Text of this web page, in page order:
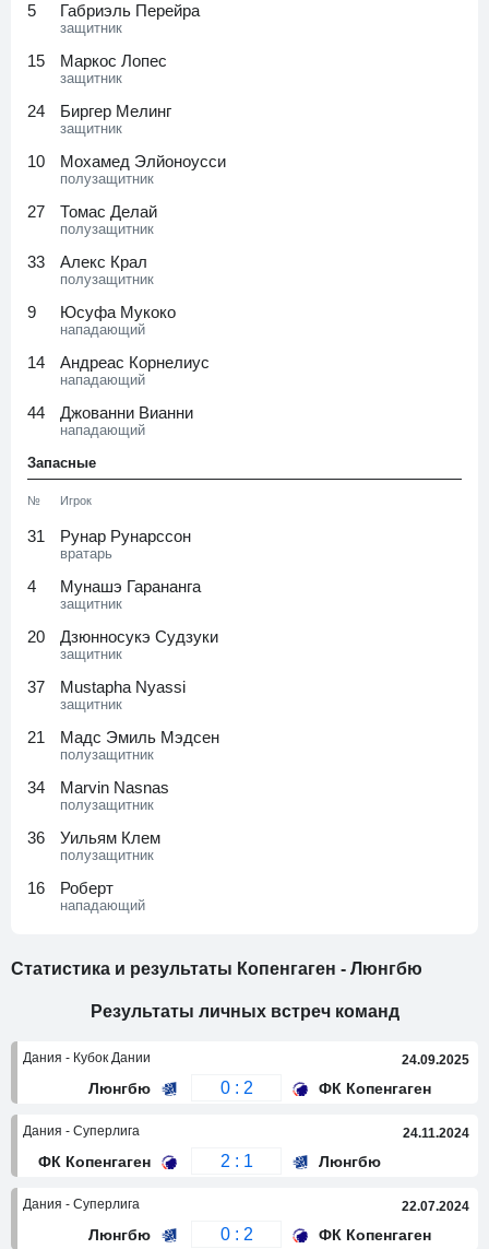
5 Габриэль Перейра
защитник
15 Маркос Лопес
защитник
24 Биргер Мелинг
защитник
10 Мохамед Элйоноусси
полузащитник
27 Томас Делай
полузащитник
33 Алекс Крал
полузащитник
9 Юсуфа Мукоко
нападающий
14 Андреас Корнелиус
нападающий
44 Джованни Вианни
нападающий
Запасные
№ Игрок
31 Рунар Рунарссон
вратарь
4 Мунашэ Гарананга
защитник
20 Дзюнносукэ Судзуки
защитник
37 Mustapha Nyassi
защитник
21 Мадс Эмиль Мэдсен
полузащитник
34 Marvin Nasnas
полузащитник
36 Уильям Клем
полузащитник
16 Роберт
нападающий
Статистика и результаты Копенгаген - Люнгбю
Результаты личных встреч команд
Дания - Кубок Дании
Люнгбю 0 : 2 ФК Копенгаген
24.09.2025
Дания - Суперлига
ФК Копенгаген 2 : 1 Люнгбю
24.11.2024
Дания - Суперлига
Люнгбю 0 : 2 ФК Копенгаген
22.07.2024